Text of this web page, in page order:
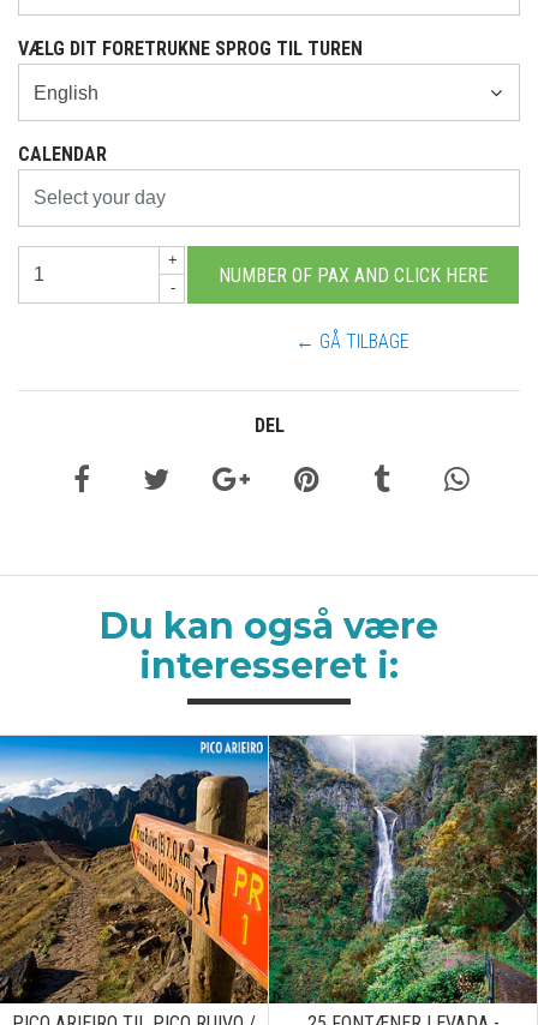
VÆLG DIT FORETRUKNE SPROG TIL TUREN
CALENDAR
+
-
← GÅ TILBAGE
DEL
Du kan også være
interesseret i:
Next